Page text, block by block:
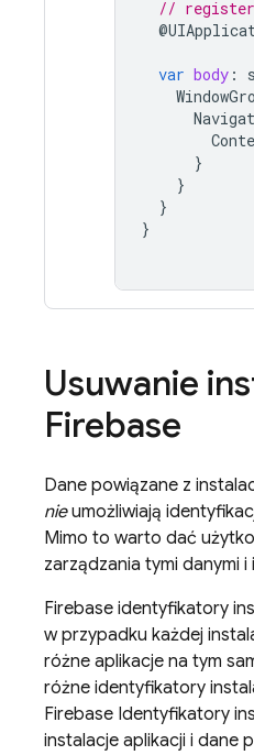
// register
@
var body :
}
}
}
}
Usuwanie
Firebase
Dane powiązane z
nieumożliwiają
Mimo to warto dać
zarządzania tymi danymi i
Firebase identyfikatory
w przypadku każdej
różne aplikacje na tym
różne identyfikatory
Firebase Identyfikatory
instalacje aplikacji i dane